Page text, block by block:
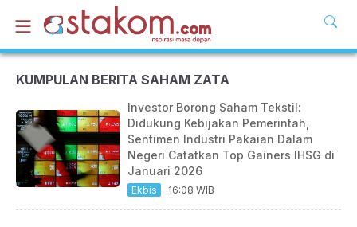
KUMPULAN BERITA SAHAM ZATA
Investor Borong Saham Tekstil:
Didukung Kebijakan Pemerintah,
Sentimen Industri Pakaian Dalam
Negeri Catatkan Top Gainers IHSG di
Januari 2026
Ekbis 16:08 WIB